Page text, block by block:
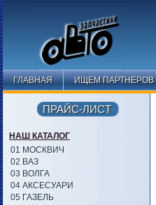
ГЛАВНАЯ ИЩЕМ ПАРТНЕРОВ
ПРАЙС-ЛИСТ
НАШ КАТАЛОГ
01 МОСКВИЧ
02 ВАЗ
03 ВОЛГА
04 АКСЕСУАРИ
05 ГАЗЕЛЬ